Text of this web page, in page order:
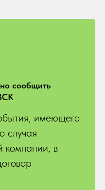
сообщить
имеющего
случая
компании, в